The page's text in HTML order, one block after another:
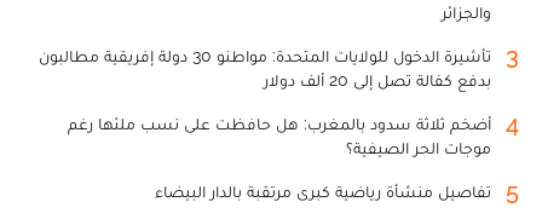
والجزائر
3
تأشيرة الدخول للولايات المتحدة: مواطنو 30 دولة إفريقية مطالبون
بدفع كفالة تصل إلى 20 ألف دولار
4
أضخم ثلاثة سدود بالمغرب: هل حافظت على نسب ملئها رغم
موجات الحر الصيفية؟
5 تفاصيل منشأة رياضية كبرى مرتقبة بالدار البيضاء